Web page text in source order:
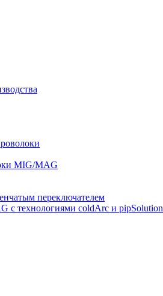
MIG/MAG
переключателем
с технологиями coldArc и pipSolution